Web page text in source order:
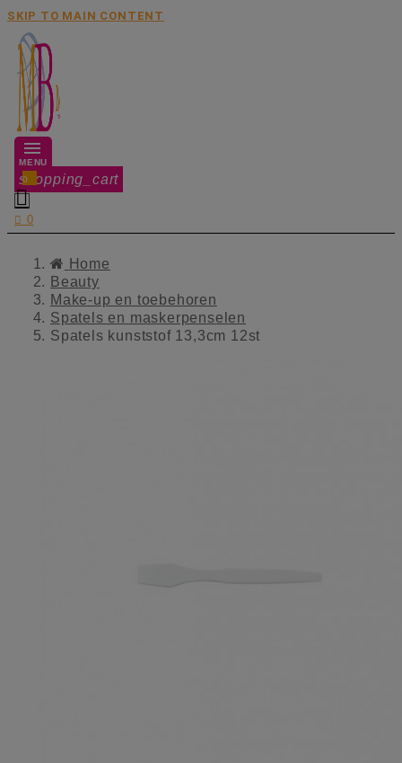
SKIP TO MAIN CONTENT
MENU
shopping_cart
0

 0
Home
Beauty
Make-up en toebehoren
Spatels en maskerpenselen
Spatels kunststof 13,3cm 12st